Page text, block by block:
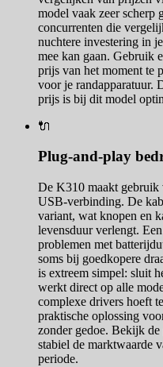
model vaak zeer scherp
concurrenten die
nuchtere investering in
mee kan gaan. Gebruik
prijs van het moment te
voor je randapparatuur.
prijs is bij dit model
🔌
Plug-and-play
De K310 maakt gebruik
USB-verbinding. De
variant, wat knopen en
levensduur verlengt.
problemen met
soms bij goedkopere
is extreem simpel: sluit
werkt direct op alle
complexe drivers hoeft
praktische oplossing
zonder gedoe. Bekijk
stabiel de marktwaarde
periode.